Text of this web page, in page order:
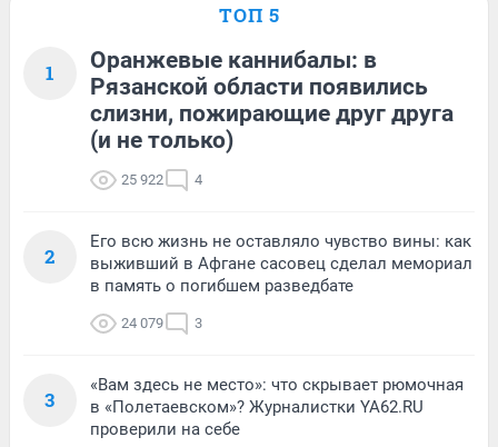
ТОП 5
1
Оранжевые каннибалы: в
Рязанской области появились
слизни, пожирающие друг друга
(и не только)
25 922 4
2
Его всю жизнь не оставляло чувство вины: как
выживший в Афгане сасовец сделал мемориал
в память о погибшем разведбате
24 079 3
3
«Вам здесь не место»: что скрывает рюмочная
в «Полетаевском»? Журналистки YA62.RU
проверили на себе